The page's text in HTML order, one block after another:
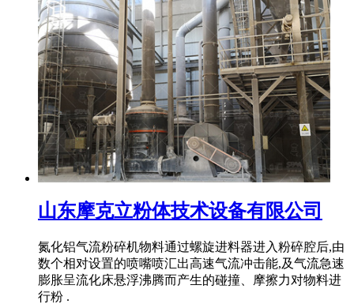
山东摩克立粉体技术设备有限公司
氮化铝气流粉碎机物料通过螺旋进料器进入粉碎腔后,由
数个相对设置的喷嘴喷汇出高速气流冲击能,及气流急速
膨胀呈流化床悬浮沸腾而产生的碰撞、摩擦力对物料进
行粉 .